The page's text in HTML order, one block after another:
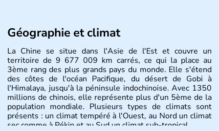
Géographie et climat
La Chine se situe dans l'Asie de l'Est et couvre un
territoire de 9 677 009 km carrés, ce qui la place au
3ème rang des plus grands pays du monde. Elle s'étend
des côtes de l'océan Pacifique, du désert de Gobi à
l'Himalaya, jusqu'à la péninsule indochinoise. Avec 1350
millions de chinois, elle représente plus d'un 5ème de la
population mondiale. Plusieurs types de climats sont
présents : un climat tempéré à l'Ouest, au Nord un climat
sec comme à Pékin et au Sud un climat sub-tropical.